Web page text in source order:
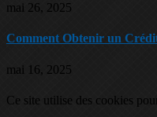
mai 26, 2025
Comment Obtenir un
mai 16, 2025
Ce site utilise des cookies